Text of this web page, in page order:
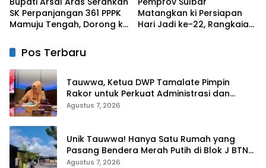
SK Perpanjangan 361 PPPK
Mamuju Tengah, Dorong ki
Lebih Fleksibel
Matangkan ki Persiapan
Hari Jadi ke-22, Rangkaian
Pos Terbaru
Tauwwa, Ketua DWP Tamalate Pimpin
Rakor untuk Perkuat Administrasi dan
Evaluasi Program
Agustus 7, 2026
Unik Tauwwa! Hanya Satu Rumah yang
Pasang Bendera Merah Putih di Blok J BTN
Lappa Mas 1 Sinjai
Agustus 7, 2026